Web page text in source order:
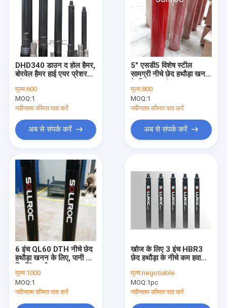
डाउन द होल हैमर
डीटीएच ड्रिल बिट्स
डीटीएच ड्रिल पाइप
रिवर्स सर्कुलेशन हथौड़ा
आरसी ड्रिल बिट
सिमेट्रिक्स ओवरबोर्ड ड्रिलिंग सिस्टम
ओडेक्स ड्रिलिंग सिस्टम
ड्रिल बिट खींचें
टॉप हैमर ड्रिलिंग टूल्स
कंक्रीट बटन बिट्स
हीरा कोर ड्रिलिंग उपकरण
बटन बिट ग्राइंडर
DHD340 डाउन द होल हैमर,
बोरवेल हैमर हाई एयर प्रेशर
मूल्य:600
MOQ:1
नवीनतम कीमत पता करें
अब से संपर्क करें
5" एसडी5 विशेष स्टील
सामग्री नीचे छेद हथौड़ा खनन
मूल्य:800
MOQ:1
नवीनतम कीमत पता करें
अब से संपर्क करें
6 इंच QL60 DTH नीचे छेद
हथौड़ा खनन के लिए, पानी कुएं
मूल्य:1000
MOQ:1
नवीनतम कीमत पता करें
खोज के लिए 3 इंच HBR3
छेद हथौड़ा के नीचे कम हवा
मूल्य:negotiable
MOQ:1pc
नवीनतम कीमत पता करें